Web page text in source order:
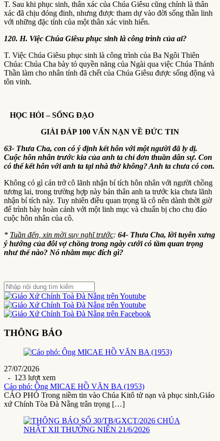
T. Sau khi phục sinh, thân xác của Chúa Giêsu cũng chính là thân
xác đã chịu đóng đinh, nhưng được tham dự vào đời sống thần linh
với những đặc tính của một thân xác vinh hiển.
120. H. Việc Chúa Giêsu phục sinh là công trình của ai?
T. Việc Chúa Giêsu phục sinh là công trình của Ba Ngôi Thiên
Chúa: Chúa Cha bày tỏ quyền năng của Ngài qua việc Chúa Thánh
Thần làm cho nhân tính đã chết của Chúa Giêsu được sống động và
tôn vinh.
HỌC HỎI – SỐNG ĐẠO
GIẢI ĐÁP 100 VẤN NẠN VỀ ĐỨC TIN
63- Thưa Cha, con có ý định kết hôn với một người đã ly dị.
Cuộc hôn nhân trước kia của anh ta chỉ đơn thuần dân sự. Con
có thể kết hôn với anh ta tại nhà thờ không? Anh ta chưa có con.
Không có gì cản trở cô lãnh nhận bí tích hôn nhân với người chồng
tương lai, trong trường hợp này bản thân anh ta trước kia chưa lãnh
nhận bí tích này. Tuy nhiên điều quan trọng là cô nên dành thời giờ
để trình bày hoàn cảnh với một linh mục và chuẩn bị cho chu đáo
cuộc hôn nhân của cô.
* Tuần đến, xin mời suy nghĩ trước: 64- Thưa Cha, lời tuyên xưng
ý hướng của đôi vợ chồng trong ngày cưới có tầm quan trọng
như thế nào? Nó nhằm mục đích gì?
THÔNG BÁO
27/07/2026
- 123 lượt xem
Cáo phó: Ông MICAE HỒ VĂN BA (1953)
CÁO PHÓ Trong niềm tin vào Chúa Kitô tử nạn và phục sinh,Giáo
xứ Chính Tòa Đà Nẵng trân trọng […]